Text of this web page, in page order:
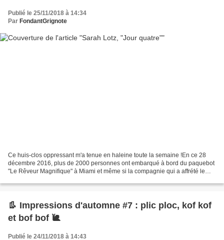
Publié le 25/11/2018 à 14:34
Par FondantGrignote
Ce huis-clos oppressant m'a tenue en haleine toute la semaine !En ce 28
décembre 2016, plus de 2000 personnes ont embarqué à bord du paquebot
"Le Rêveur Magnifique" à Miami et même si la compagnie qui a affrété le
👢 Impressions d'automne #7 : plic ploc, kof kof
et bof bof 🐌
Publié le 24/11/2018 à 14:43